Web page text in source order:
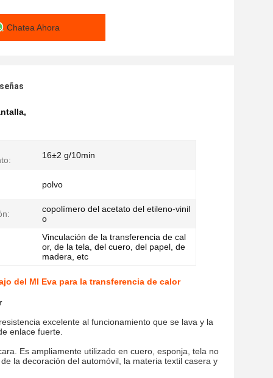
Chatea Ahora
,
16±2 g/10min
polvo
copolímero del acetato del etileno-vinil
o
Vinculación de la transferencia de cal
or, de la tela, del cuero, del papel, de
madera, etc
del MI Eva para la transferencia de calor
excelente al funcionamiento que se lava y la
enlace fuerte.
Es ampliamente utilizado en cuero, esponja, tela no
la decoración del automóvil, la materia textil casera y